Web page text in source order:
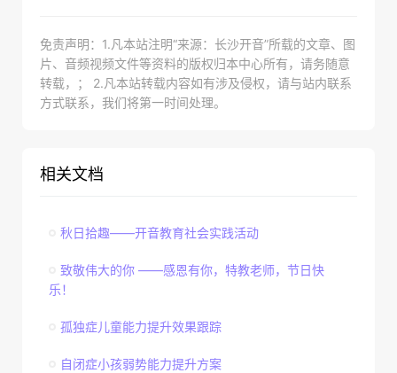
免责声明：1.凡本站注明“来源：长沙开音”所载的文章、图
片、音频视频文件等资料的版权归本中心所有，请务随意
转载，； 2.凡本站转载内容如有涉及侵权，请与站内联系
方式联系，我们将第一时间处理。
相关文档
秋日拾趣——开音教育社会实践活动
致敬伟大的你 ——感恩有你，特教老师，节日快
乐！
孤独症儿童能力提升效果跟踪
自闭症小孩弱势能力提升方案